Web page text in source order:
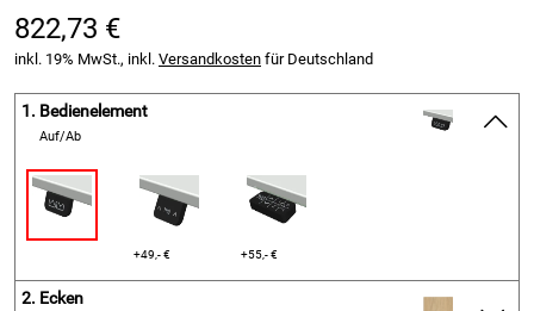
822,73 €
inkl. 19% MwSt., inkl. Versandkosten für Deutschland
1. Bedienelement
Auf/Ab
+49,- € +55,- €
2. Ecken